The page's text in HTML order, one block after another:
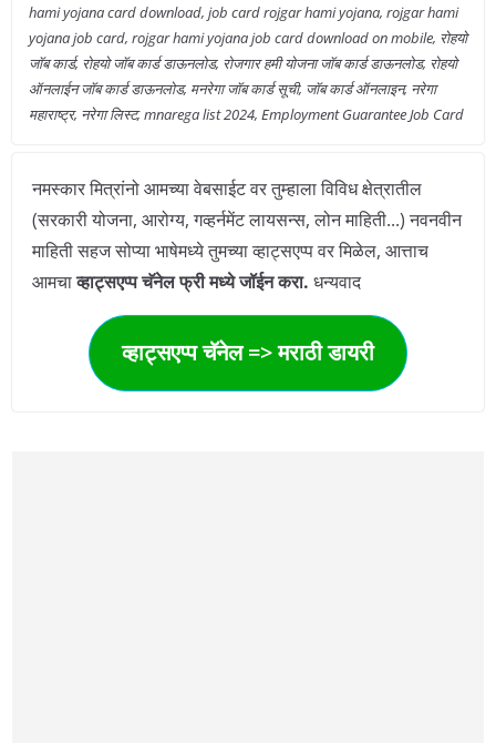
hami yojana card download, job card rojgar hami yojana, rojgar hami
yojana job card, rojgar hami yojana job card download on mobile, रोहयो
जॉब कार्ड, रोहयो जॉब कार्ड डाऊनलोड, रोजगार हमी योजना जॉब कार्ड डाऊनलोड, रोहयो
ऑनलाईन जॉब कार्ड डाऊनलोड, मनरेगा जॉब कार्ड सूची, जॉब कार्ड ऑनलाइन, नरेगा
महाराष्ट्र, नरेगा लिस्ट, mnarega list 2024, Employment Guarantee Job Card
नमस्कार मित्रांनो आमच्या वेबसाईट वर तुम्हाला विविध क्षेत्रातील
(सरकारी योजना, आरोग्य, गव्हर्नमेंट लायसन्स, लोन माहिती...) नवनवीन
माहिती सहज सोप्या भाषेमध्ये तुमच्या व्हाट्सएप्प वर मिळेल, आत्ताच
आमचाव्हाट्सएप्प चॅनेल फ्री मध्ये जॉईन करा. धन्यवाद
व्हाट्सएप्प चॅनेल => मराठी डायरी